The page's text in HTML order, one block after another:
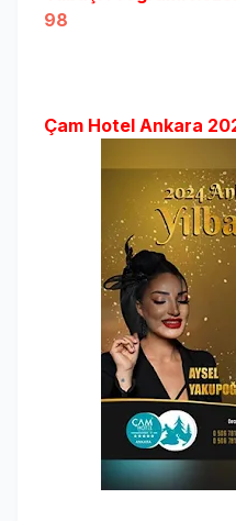
98
Çam Hotel Ankara